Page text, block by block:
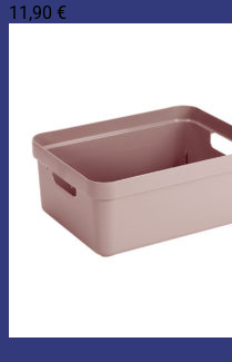
11,90 €